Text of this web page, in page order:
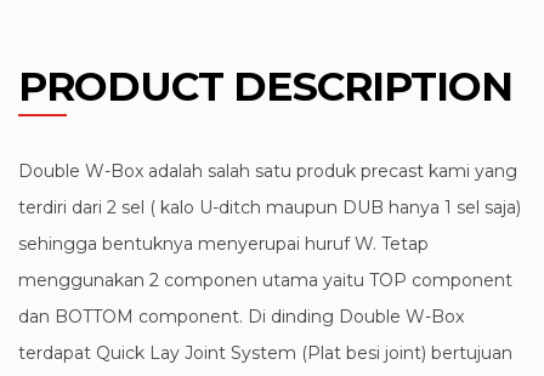
PRODUCT DESCRIPTION
Double W-Box adalah salah satu produk precast kami yang
terdiri dari 2 sel ( kalo U-ditch maupun DUB hanya 1 sel saja)
sehingga bentuknya menyerupai huruf W. Tetap
menggunakan 2 componen utama yaitu TOP component
dan BOTTOM component. Di dinding Double W-Box
terdapat Quick Lay Joint System (Plat besi joint) bertujuan